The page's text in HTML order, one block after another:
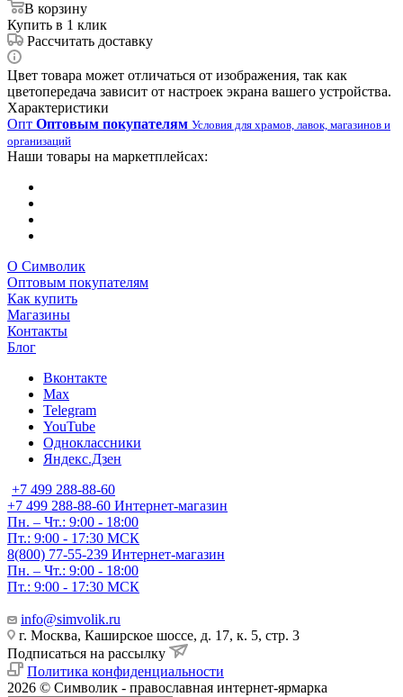
В корзину
Купить в 1 клик
Рассчитать доставку
Цвет товара может отличаться от изображения, так как
цветопередача зависит от настроек экрана вашего устройства.
Характеристики
Опт Оптовым покупателям Условия для храмов, лавок, магазинов и
организаций
Наши товары на маркетплейсах:
О Символик
Оптовым покупателям
Как купить
Магазины
Контакты
Блог
Вконтакте
Max
Telegram
YouTube
Одноклассники
Яндекс.Дзен
+7 499 288-88-60
+7 499 288-88-60 Интернет-магазин
Пн. – Чт.: 9:00 - 18:00
Пт.: 9:00 - 17:30 МСК
8(800) 77-55-239 Интернет-магазин
Пн. – Чт.: 9:00 - 18:00
Пт.: 9:00 - 17:30 МСК
info@simvolik.ru
г. Москва, Каширское шоссе, д. 17, к. 5, стр. 3
Подписаться на рассылку
Политика конфиденциальности
2026 © Символик - православная интернет-ярмарка